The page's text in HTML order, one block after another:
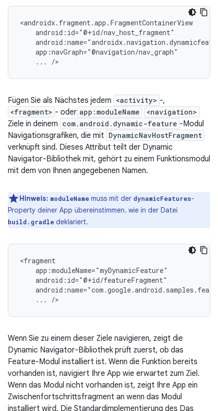
...
Fügen Sie als Nächstes jedem <activity> -,
<fragment> - oder app:moduleName <navigation>
Ziele in deinem com.android.dynamic-feature -Modul
Navigationsgrafiken, die mit DynamicNavHostFragment
verknüpft sind. Dieses Attribut teilt der Dynamic
Navigator-Bibliothek mit, gehört zu einem Funktionsmodul
mit dem von Ihnen angegebenen Namen.
Hinweis: moduleName muss mit der dynamicFeatures-
Property deiner App übereinstimmen. wie in der Datei
build.gradle deklariert.
...
Wenn Sie zu einem dieser Ziele navigieren, zeigt die
Dynamic Navigator-Bibliothek prüft zuerst, ob das
Feature-Modul installiert ist. Wenn die Funktion bereits
vorhanden ist, navigiert Ihre App wie erwartet zum Ziel.
Wenn das Modul nicht vorhanden ist, zeigt Ihre App ein
Zwischenfortschrittsfragment an wenn das Modul
installiert wird. Die Standardimplementierung des Das